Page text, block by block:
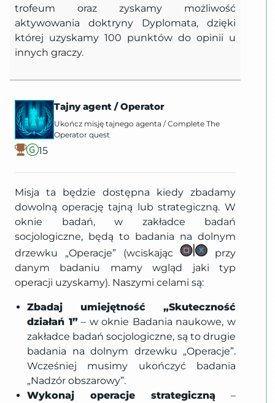
trofeum oraz zyskamy możliwość
aktywowania doktryny Dyplomata, dzięki
której uzyskamy 100 punktów do opinii u
innych graczy.
15
Tajny agent /Operator
Ukończ misję tajnego agenta /Complete The
Operator quest
Misja ta będzie dostępna kiedy zbadamy
dowolną operację tajną lub strategiczną. W
oknie badań, w zakładce badań
socjologiczne, będą to badania na dolnym
drzewku „Operacje” (wciskając
przy
danym badaniu mamy wgląd jaki typ
operacji uzyskamy). Naszymi celami są:
Zbadaj umiejętność „Skuteczność
działań 1”– w oknie Badania naukowe, w
zakładce badań socjologiczne, są to drugie
badania na dolnym drzewku „Operacje”.
Wcześniej musimy ukończyć badania
„Nadzór obszarowy”.
Wykonaj operacje strategiczną –